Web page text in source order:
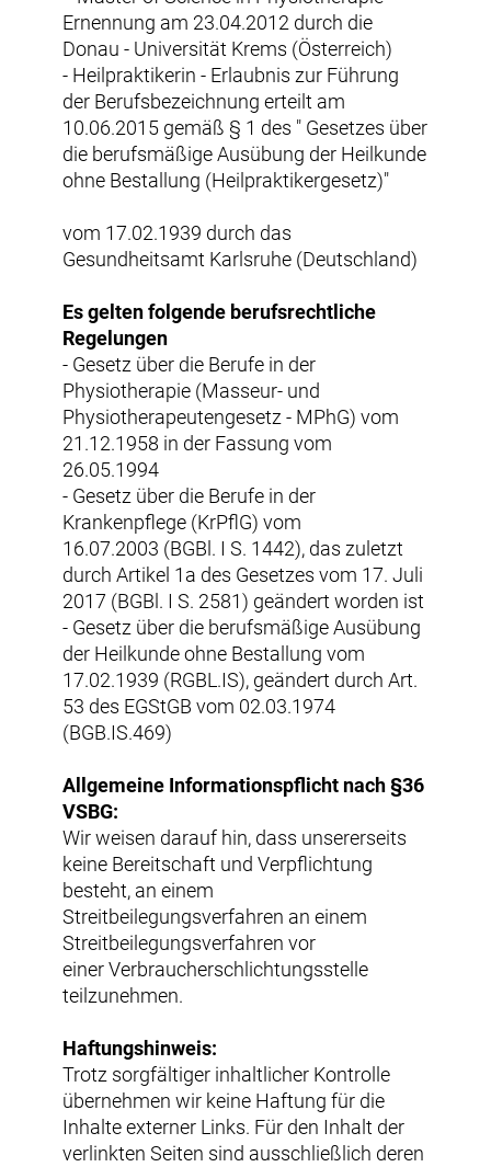
Ernennung am 23.04.2012 durch die
Donau - Universität Krems (Österreich)
- Heilpraktikerin - Erlaubnis zur Führung
der Berufsbezeichnung erteilt am
10.06.2015 gemäß § 1 des " Gesetzes über
die berufsmäßige Ausübung der Heilkunde
ohne Bestallung (Heilpraktikergesetz)"
vom 17.02.1939 durch das
Gesundheitsamt Karlsruhe (Deutschland)
Es gelten folgende berufsrechtliche
Regelungen
- Gesetz über die Berufe in der
Physiotherapie (Masseur- und
Physiotherapeutengesetz - MPhG) vom
21.12.1958 in der Fassung vom
26.05.1994
- Gesetz über die Berufe in der
Krankenpflege (KrPflG) vom
16.07.2003 (BGBl. I S. 1442), das zuletzt
durch Artikel 1a des Gesetzes vom 17. Juli
2017 (BGBl. I S. 2581) geändert worden ist
- Gesetz über die berufsmäßige Ausübung
der Heilkunde ohne Bestallung vom
17.02.1939 (RGBL.IS), geändert durch Art.
53 des EGStGB vom 02.03.1974
(BGB.IS.469)
Allgemeine Informationspflicht nach §36
VSBG:
Wir weisen darauf hin, dass unsererseits
keine Bereitschaft und Verpflichtung
besteht, an einem
Streitbeilegungsverfahren an einem
Streitbeilegungsverfahren vor
einer Verbraucherschlichtungsstelle
teilzunehmen.
Haftungshinweis:
Trotz sorgfältiger inhaltlicher Kontrolle
übernehmen wir keine Haftung für die
Inhalte externer Links. Für den Inhalt der
verlinkten Seiten sind ausschließlich deren